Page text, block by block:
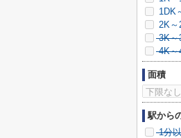
1DK
2K～
3K～
4K～
面積
駅から
1分